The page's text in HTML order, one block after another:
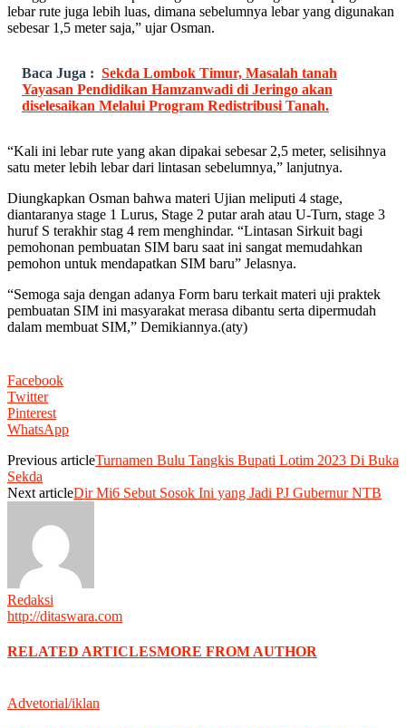
lebar rute juga lebih luas, dimana sebelumnya lebar yang digunakan
sebesar 1,5 meter saja,” ujar Osman.
Baca Juga : Sekda Lombok Timur, Masalah tanah
Yayasan Pendidikan Hamzanwadi di Jeringo akan
diselesaikan Melalui Program Redistribusi Tanah.
“Kali ini lebar rute yang akan dipakai sebesar 2,5 meter, selisihnya
satu meter lebih lebar dari lintasan sebelumnya,” lanjutnya.
Diungkapkan Osman bahwa materi Ujian meliputi 4 stage,
diantaranya stage 1 Lurus, Stage 2 putar arah atau U-Turn, stage 3
huruf S terakhir stag 4 rem menghindar. “Lintasan Sirkuit bagi
pemohonan pembuatan SIM baru saat ini sangat memudahkan
pemohon untuk mendapatkan SIM baru” Jelasnya.
“Semoga saja dengan adanya Form baru terkait materi uji praktek
pembuatan SIM ini masyarakat merasa dibantu serta dipermudah
dalam membuat SIM,” Demikiannya.(aty)
Facebook
Twitter
Pinterest
WhatsApp
Previous articleTurnamen Bulu Tangkis Bupati Lotim 2023 Di Buka
Sekda
Next articleDir Mi6 Sebut Sosok Ini yang Jadi PJ Gubernur NTB
Redaksi
http://ditaswara.com
RELATED ARTICLESMORE FROM AUTHOR
Advetorial/iklan